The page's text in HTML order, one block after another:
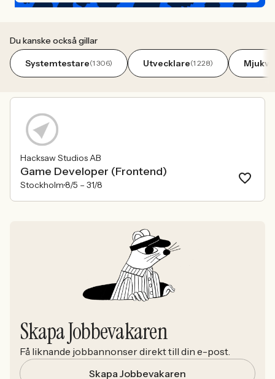
Du kanske också gillar
Systemtestare(1 306) Utvecklare(1 228)
Hacksaw Studios AB
Game Developer (Frontend)
Stockholm8/5 – 31/8
Skapa Jobbevakaren
Få liknande jobbannonser direkt till din e-post.
Skapa Jobbevakaren